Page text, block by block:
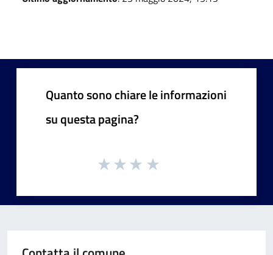
Quanto sono chiare le informazioni
su questa pagina?